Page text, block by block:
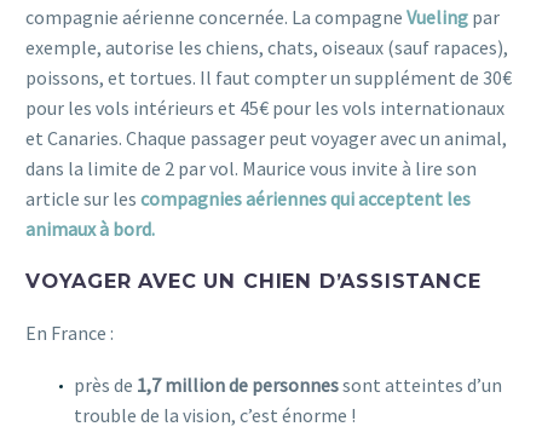
compagnie aérienne concernée. La compagne Vueling par
exemple, autorise les chiens, chats, oiseaux (sauf rapaces),
poissons, et tortues. Il faut compter un supplément de 30€
pour les vols intérieurs et 45€ pour les vols internationaux
et Canaries. Chaque passager peut voyager avec un animal,
dans la limite de 2 par vol. Maurice vous invite à lire son
article sur les compagnies aériennes qui acceptent les
animaux à bord.
VOYAGER AVEC UN CHIEN D’ASSISTANCE
En France :
près de 1,7 million de personnessont atteintes d’un
trouble de la vision, c’est énorme !